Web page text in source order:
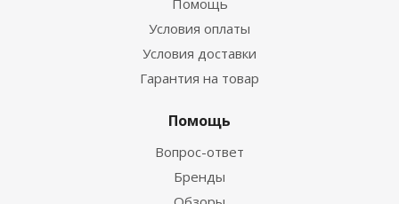
Помощь
Условия оплаты
Условия доставки
Гарантия на товар
Помощь
Вопрос-ответ
Бренды